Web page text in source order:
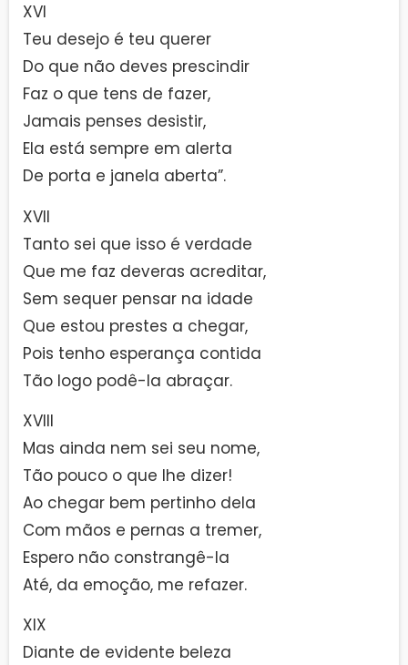
XVI
Teu desejo é teu querer
Do que não deves prescindir
Faz o que tens de fazer,
Jamais penses desistir,
Ela está sempre em alerta
De porta e janela aberta”.
XVII
Tanto sei que isso é verdade
Que me faz deveras acreditar,
Sem sequer pensar na idade
Que estou prestes a chegar,
Pois tenho esperança contida
Tão logo podê-la abraçar.
XVIII
Mas ainda nem sei seu nome,
Tão pouco o que lhe dizer!
Ao chegar bem pertinho dela
Com mãos e pernas a tremer,
Espero não constrangê-la
Até, da emoção, me refazer.
XIX
Diante de evidente beleza